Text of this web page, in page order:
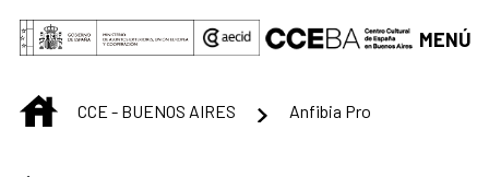
Saltar al contenido principal
MENÚ
INICIOCCE - BUENOS AIRES Anfibia Pro